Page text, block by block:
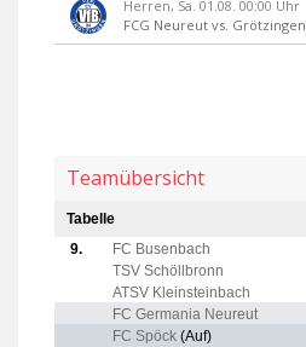
Herren, Sa. 01.08. 00:00 Uhr
FCG Neureut vs. Grötzingen
Teamübersicht
Tabelle
9.
FC Busenbach
TSV Schöllbronn
ATSV Kleinsteinbach
FC Germania Neureut
FC Spöck (Auf)